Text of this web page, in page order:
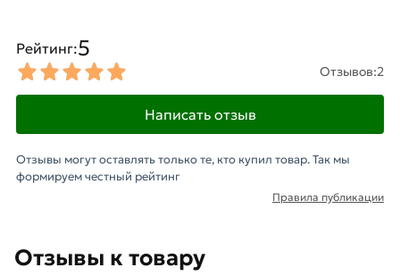
Отзывы к товару
Рейтинг:5
Отзывов:2
Написать отзыв
Отзывы могут оставлять только те, кто купил товар. Так мы
формируем честный рейтинг
Правила публикации